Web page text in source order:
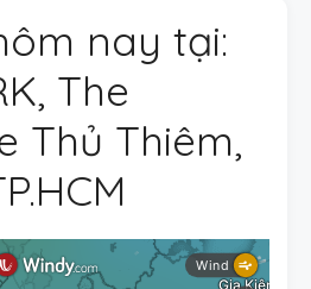
nay tại:
The
Thủ Thiêm,